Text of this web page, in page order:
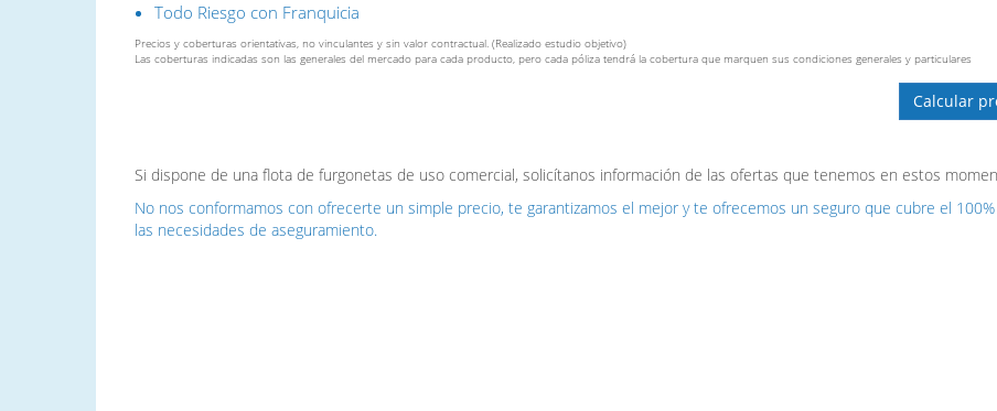
Todo Riesgo con Franquicia
Precios y coberturas orientativas, no vinculantes y sin valor contractual. (Realizado estudio objetivo)
Las coberturas indicadas son las generales del mercado para cada producto, pero cada póliza tendrá la cobertura que marquen sus condiciones generales y particulares
Calcular
Si dispone de una flota de furgonetas de uso comercial, solicítanos información de las ofertas que tenemos en estos
No nos conformamos con ofrecerte un simple precio, te garantizamos el mejor y te ofrecemos un seguro que cubre el
las necesidades de aseguramiento.